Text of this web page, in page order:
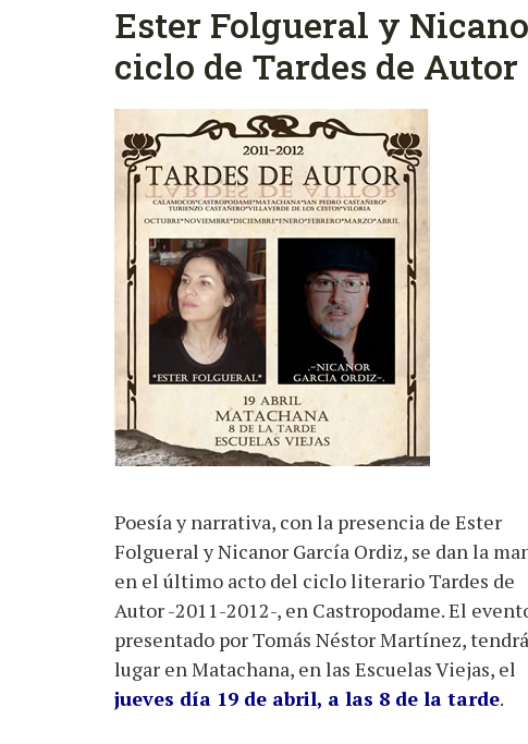
Ester Folgueral y
ciclo de Tardes de
Poesía y narrativa, con la presencia de Ester
Folgueral y Nicanor García Ordiz, se dan la
en el último acto del ciclo literario Tardes de
Autor -2011-2012-, en Castropodame. El
presentado por Tomás Néstor Martínez, tendrá
lugar en Matachana, en las Escuelas Viejas, el
jueves día 19 de abril, a las 8 de la tarde.